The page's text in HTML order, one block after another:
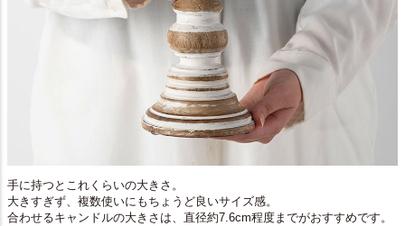
手に持つとこれくらいの大きさ。
大きすぎず、複数使いにもちょうど良いサイズ感。
合わせるキャンドルの大きさは、直径約7.6cm程度までがおすすめです。